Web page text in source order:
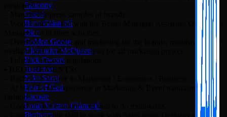
Saucony
Gucci
Bape
Dior
Golden Goose
Alexander McQueen
Rick Owens
Supreme
Nike Sacai
Fear of God
Lacoste
Louis Vuitton
Burberry
programs.
– Manage the press samples of brands
– Work hand in hand with the Brand Manager/ Assistant/ Operations
Manager for in store activities.
– Overlook on media and marketing for the brands, monthly/ annual
media report, feedback analysis for all marketing project.
– Follow company regulations.
• REQUREMENTS:
– Bachelor’s degree in Marketing / Economics / Business
– At least 3-year experience in Marketing & Event management in
fashion
– Good project management skill to do multi-tasks
– Good leadership skill to work with Sales team, Designer team,